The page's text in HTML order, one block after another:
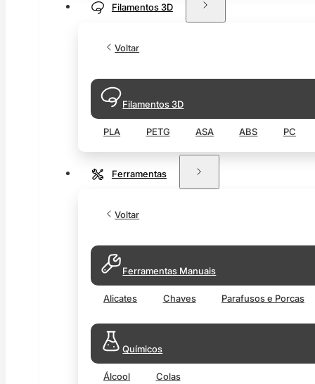
Filamentos 3D
Voltar
Filamentos 3D
PLA PETG ASA ABS PC
Ferramentas
Voltar
Ferramentas Manuais
Alicates Chaves Parafusos e Porcas
Químicos
Álcool Colas